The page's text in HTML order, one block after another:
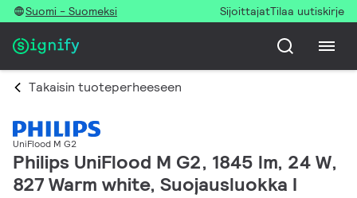
Suomi - Suomeksi SijoittajatTilaa uutiskirje
Takaisin tuoteperheeseen
UniFlood M G2
Philips UniFlood M G2, 1845 lm, 24 W,
827 Warm white, Suojausluokka I